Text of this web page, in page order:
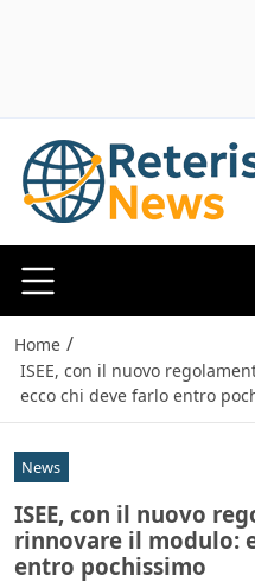
Home /
ISEE, con il nuovo
ecco chi deve farlo entro
News
ISEE, con il nuovo
rinnovare il modulo:
entro pochissimo